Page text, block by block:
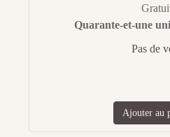
Quarante-et-une
Pas de
Ajouter au